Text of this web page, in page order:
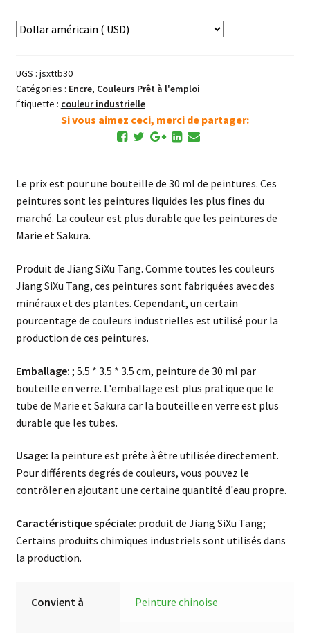
Titane
白
UGS : jsxttb30
Catégories : Encre, Couleurs Prêt à l'emploi
Étiquette : couleur industrielle
Si vous aimez ceci, merci de partager:
Le prix est pour une bouteille de 30 ml de peintures. Ces
peintures sont les peintures liquides les plus fines du
marché. La couleur est plus durable que les peintures de
Marie et Sakura.
Produit de Jiang SiXu Tang. Comme toutes les couleurs
Jiang SiXu Tang, ces peintures sont fabriquées avec des
minéraux et des plantes. Cependant, un certain
pourcentage de couleurs industrielles est utilisé pour la
production de ces peintures.
Emballage: ; 5.5 * 3.5 * 3.5 cm, peinture de 30 ml par
bouteille en verre. L'emballage est plus pratique que le
tube de Marie et Sakura car la bouteille en verre est plus
durable que les tubes.
Usage: la peinture est prête à être utilisée directement.
Pour différents degrés de couleurs, vous pouvez le
contrôler en ajoutant une certaine quantité d'eau propre.
Caractéristique spéciale: produit de Jiang SiXu Tang;
Certains produits chimiques industriels sont utilisés dans
la production.
Convient à Peinture chinoise